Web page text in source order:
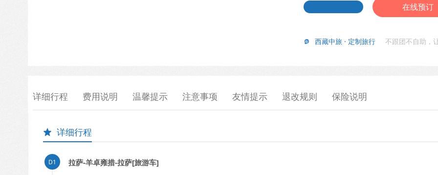
在线预订
 西藏中旅 · 定制旅行 不跟团不自助，
详细行程 费用说明 温馨提示 注意事项 友情提示 退改规则 保险说明
 详细行程
拉萨-羊卓雍措-拉萨[旅游车]